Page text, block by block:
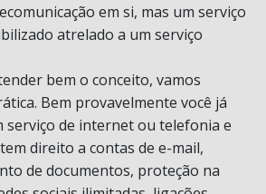
em si, mas um serviço
atrelado a um serviço
bem o conceito, vamos
Bem provavelmente você já
serviço de internet ou telefonia e
direito a contas de e-mail,
de documentos, proteção na